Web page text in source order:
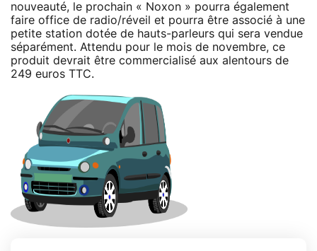
nouveauté, le prochain « Noxon » pourra également
faire office de radio/réveil et pourra être associé à une
petite station dotée de hauts-parleurs qui sera vendue
séparément. Attendu pour le mois de novembre, ce
produit devrait être commercialisé aux alentours de
249 euros TTC.